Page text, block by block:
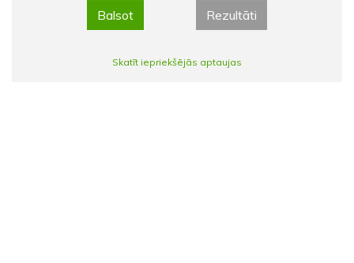
Balsot Rezultāti
Skatīt iepriekšējās aptaujas